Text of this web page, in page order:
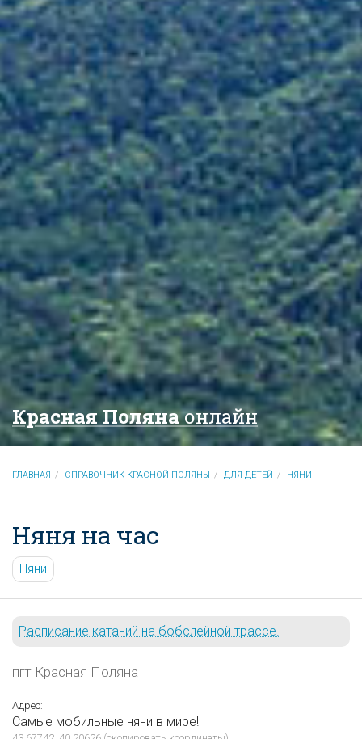
Красная Полянаонлайн
ГЛАВНАЯ СПРАВОЧНИК КРАСНОЙ ПОЛЯНЫ ДЛЯ ДЕТЕЙ НЯНИ
Няня на час
Няни
Расписание катаний на бобслейной трассе.
пгт Красная Поляна
Адрес:
Самые мобильные няни в мире!